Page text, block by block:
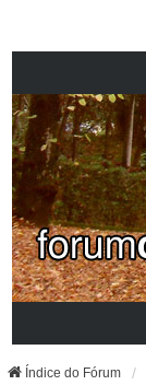
Índice do Fórum